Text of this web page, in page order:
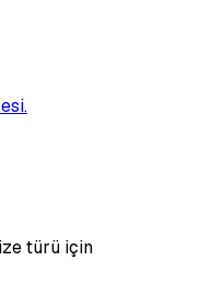
türü için